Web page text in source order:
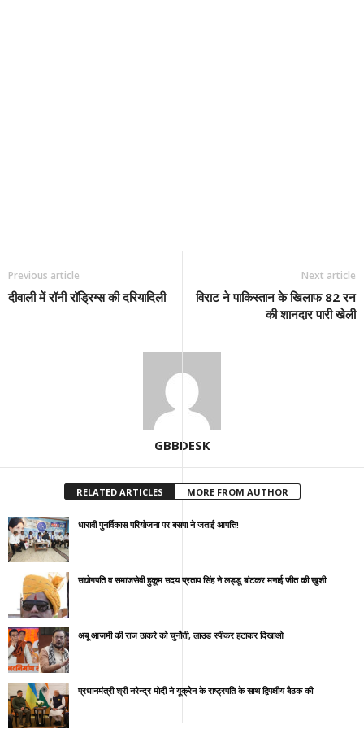
Previous article
दीवाली में रॉनी रॉड्रिग्स की दरियादिली
Next article
विराट ने पाकिस्तान के खिलाफ 82 रन
की शानदार पारी खेली
GBBDESK
RELATED ARTICLES MORE FROM AUTHOR
धारावी पुनर्विकास परियोजना पर बसपा ने जताई आपत्ति!
उद्योगपति व समाजसेवी हुकूम उदय प्रताप सिंह ने लड्डू बांटकर मनाई जीत की खुशी
अबू आजमी की राज ठाकरे को चुनौती, लाउड स्पीकर हटाकर दिखाओ
प्रधानमंत्री श्री नरेन्द्र मोदी ने यूक्रेन के राष्ट्रपति के साथ द्विपक्षीय बैठक की